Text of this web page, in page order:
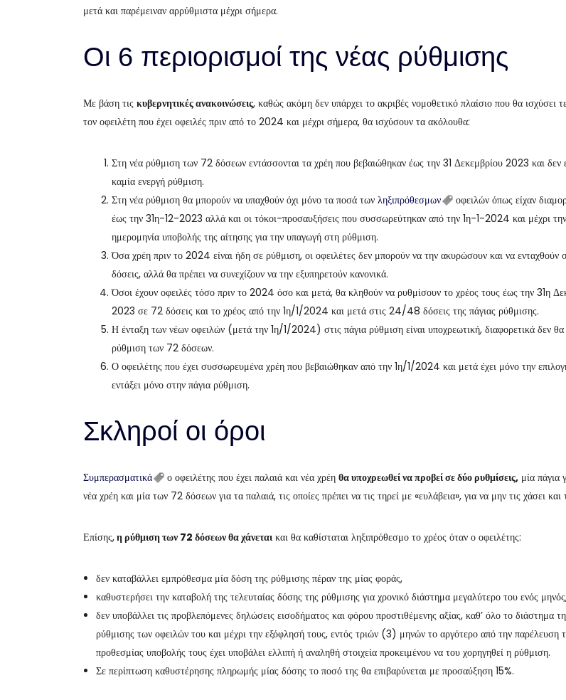
μετά και παρέμειναν αρρύθμιστα μέχρι σήμερα.
Οι 6 περιορισμοί της νέας ρύθμισης
Με βάση τις κυβερνητικές ανακοινώσεις, καθώς ακόμη δεν υπάρχει το ακριβές νομοθετικό πλαίσιο που θα ισχύσει
τον οφειλέτη που έχει οφειλές πριν από το 2024 και μέχρι σήμερα, θα ισχύσουν τα ακόλουθα:
Στη νέα ρύθμιση των 72 δόσεων εντάσσονται τα χρέη που βεβαιώθηκαν έως την 31 Δεκεμβρίου 2023 και δεν
καμία ενεργή ρύθμιση.
Στη νέα ρύθμιση θα μπορούν να υπαχθούν όχι μόνο τα ποσά των ληξιπρόθεσμων
οφειλών όπως είχαν
έως την 31η-12-2023 αλλά και οι τόκοι-προσαυξήσεις που συσσωρεύτηκαν από την 1η-1-2024 και μέχρι την
ημερομηνία υποβολής της αίτησης για την υπαγωγή στη ρύθμιση.
Όσα χρέη πριν το 2024 είναι ήδη σε ρύθμιση, οι οφειλέτες δεν μπορούν να την ακυρώσουν και να ενταχθούν
δόσεις, αλλά θα πρέπει να συνεχίζουν να την εξυπηρετούν κανονικά.
Όσοι έχουν οφειλές τόσο πριν το 2024 όσο και μετά, θα κληθούν να ρυθμίσουν το χρέος τους έως την 31η
2023 σε 72 δόσεις και το χρέος από την 1η/1/2024 και μετά στις 24/48 δόσεις της πάγιας ρύθμισης.
Η ένταξη των νέων οφειλών (μετά την 1η/1/2024) στις πάγια ρύθμιση είναι υποχρεωτική, διαφορετικά δεν θα
ρύθμιση των 72 δόσεων.
Ο οφειλέτης που έχει συσσωρευμένα χρέη που βεβαιώθηκαν από την 1η/1/2024 και μετά έχει μόνο την
εντάξει μόνο στην πάγια ρύθμιση.
Σκληροί οι όροι
Συμπερασματικά ο οφειλέτης που έχει παλαιά και νέα χρέη θα υποχρεωθεί να προβεί σε δύο ρυθμίσεις, μία πάγια
νέα χρέη και μία των 72 δόσεων για τα παλαιά, τις οποίες πρέπει να τις τηρεί με «ευλάβεια», για να μην τις χάσει και
Επίσης,η ρύθμιση των 72 δόσεων θα χάνεταικαι θα καθίσταται ληξιπρόθεσμο το χρέος όταν ο οφειλέτης:
δεν καταβάλλει εμπρόθεσμα μία δόση της ρύθμισης πέραν της μίας φοράς,
καθυστερήσει την καταβολή της τελευταίας δόσης της ρύθμισης για χρονικό διάστημα μεγαλύτερο του ενός
δεν υποβάλλει τις προβλεπόμενες δηλώσεις εισοδήματος και φόρου προστιθέμενης αξίας, καθ’ όλο το διάστημα
ρύθμισης των οφειλών του και μέχρι την εξόφλησή τους, εντός τριών (3) μηνών το αργότερο από την παρέλευση
προθεσμίας υποβολής τους έχει υποβάλει ελλιπή ή αναληθή στοιχεία προκειμένου να του χορηγηθεί η ρύθμιση.
Σε περίπτωση καθυστέρησης πληρωμής μίας δόσης το ποσό της θα επιβαρύνεται με προσαύξηση 15%.